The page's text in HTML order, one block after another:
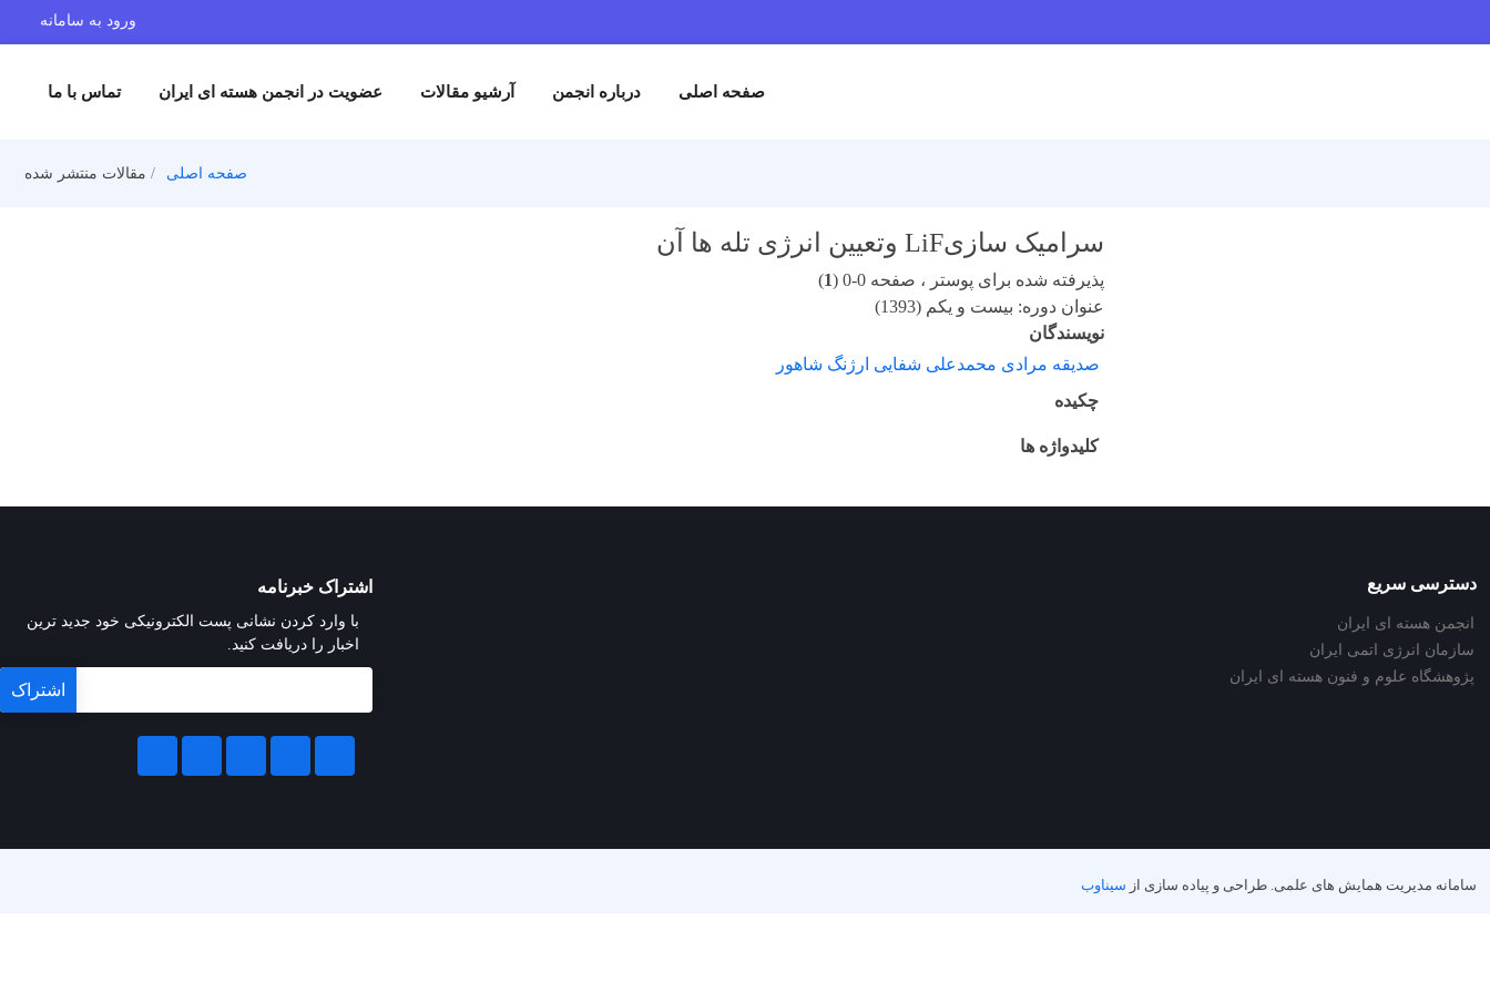
ورود به سامانه
صفحه اصلی درباره انجمن آرشیو مقالات عضویت در انجمن هسته ای ایران تماس با ما
صفحه اصلی مقالات منتشر شده
سرامیک سازیLiF وتعیین انرژی تله ها آن
پذیرفته شده برای پوستر ، صفحه 0-0 ( 1
)
عنوان دوره: بیست و یکم (1393)
نویسندگان
صدیقه مرادی محمدعلی شفایی ارژنگ شاهور
چکیده
کلیدواژه ها
دسترسی سریع
انجمن هسته ای ایران
سازمان انرژی اتمی ایران
پژوهشگاه علوم و فنون هسته ای ایران
اشتراک خبرنامه
با وارد کردن نشانی پست الکترونیکی خود جدید ترین
اخبار را دریافت کنید.
سامانه مدیریت همایش های علمی. طراحی و پیاده سازی از سیناوب